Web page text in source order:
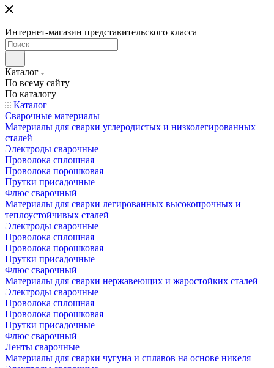
Интернет-магазин представительского класса
Каталог
По всему сайту
По каталогу
Каталог
Сварочные материалы
Материалы для сварки углеродистых и низколегированных
сталей
Электроды сварочные
Проволока сплошная
Проволока порошковая
Прутки присадочные
Флюс сварочный
Материалы для сварки легированных высокопрочных и
теплоустойчивых сталей
Электроды сварочные
Проволока сплошная
Проволока порошковая
Прутки присадочные
Флюс сварочный
Материалы для сварки нержавеющих и жаростойких сталей
Электроды сварочные
Проволока сплошная
Проволока порошковая
Прутки присадочные
Флюс сварочный
Ленты сварочные
Материалы для сварки чугуна и сплавов на основе никеля